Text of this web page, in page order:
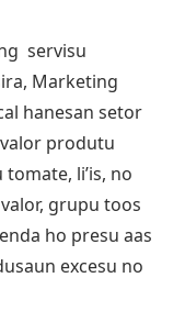
servisu
Marketing
hanesan setor
produtu
li’is, no
grupu toos
ho presu aas
excesu no